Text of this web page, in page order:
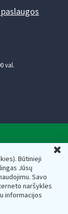
Būtinieji
Jūsų
Savo
naršyklės
informacijos
val.
el.paštas:
Juridinių